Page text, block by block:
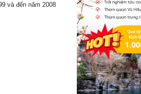
và đến năm 2008